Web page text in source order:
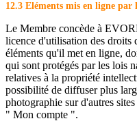
12.3 Eléments mis en ligne par
Le Membre concède à
licence d'utilisation des droits
éléments qu'il met en ligne,
qui sont protégés par les lois
relatives à la propriété
possibilité de diffuser plus
photographie sur d'autres
" Mon compte ".